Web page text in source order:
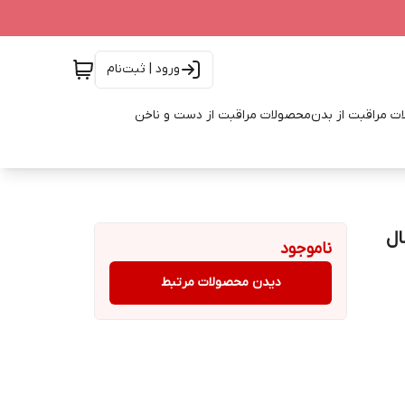
ورود | ثبت‌نام
مراقبت از بدنمحصولات مراقبت از دست و ناخن
ناموجود
دیدن محصولات مرتبط